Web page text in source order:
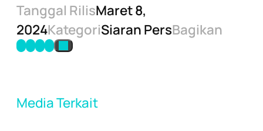
Tanggal RilisMaret 8,
2024KategoriSiaran PersBagikan
Media Terkait